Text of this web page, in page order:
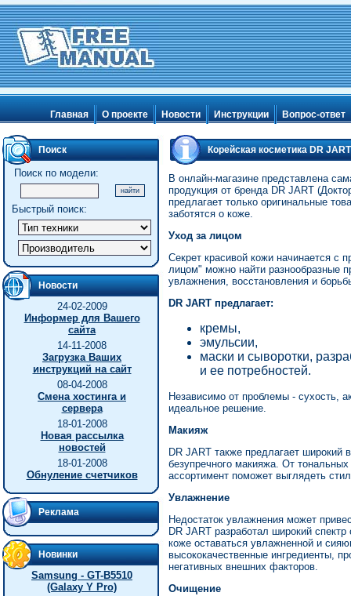
Главная О проекте Новости Инструкции Вопрос-ответ
Поиск
Поиск по модели:
Быстрый поиск:
Новости
24-02-2009
Информер для Вашего
сайта
14-11-2008
Загрузка Ваших
инструкций на сайт
08-04-2008
Смена хостинга и
сервера
18-01-2008
Новая рассылка
новостей
18-01-2008
Обнуление счетчиков
Реклама
Новинки
Samsung - GT-B5510
(Galaxy Y Pro)
Корейская косметика DR
В онлайн-магазине представлена
продукция от бренда DR JART
предлагает только оригинальные
заботятся о коже.
Уход за лицом
Секрет красивой кожи начинается с
лицом" можно найти разнообразные
увлажнения, восстановления и
DR JART предлагает:
кремы,
эмульсии,
маски и сыворотки,
и ее потребностей.
Независимо от проблемы - сухость,
идеальное решение.
Макияж
DR JART также предлагает широкий
безупречного макияжа. От
ассортимент поможет выглядеть
Увлажнение
Недостаток увлажнения может
DR JART разработал широкий
коже оставаться увлажненной и
высококачественные ингредиенты,
негативных внешних факторов.
Очищение